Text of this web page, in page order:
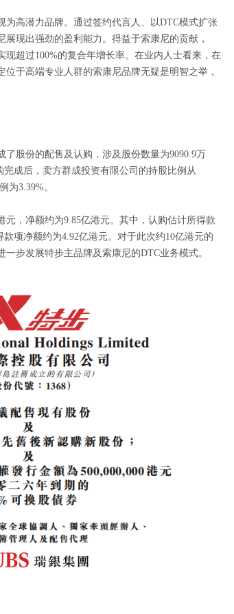
高潜力品牌。通过签约代言人、以DTC模式扩张
现出强劲的盈利能力。得益于索康尼的贡献，
现超过100%的复合年增长率。在业内人士看来，在
于高端专业人群的索康尼品牌无疑是明智之举，
了股份的配售及认购，涉及股份数量为9090.9万
成后，卖方群成投资有限公司的持股比例从
为3.39%。
，净额约为9.85亿港元。其中，认购估计所得款
项净额约为4.92亿港元。对于此次约10亿港元的
步发展特步主品牌及索康尼的DTC业务模式。